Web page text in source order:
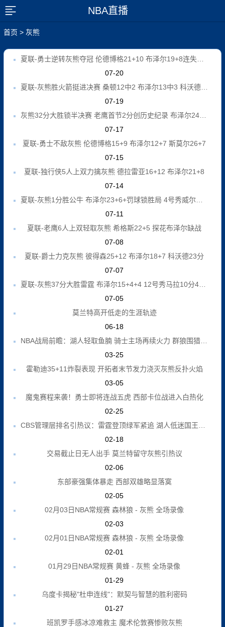
NBA直播
首页 > 灰熊
07-20
07-19
07-17
夏联-勇士不敌灰熊 伦德博格15+9 布泽尔12+7 斯莫尔26+7
07-15
夏联-独行侠5人上双力擒灰熊 德拉雷亚16+12 布泽尔21+8
07-14
07-11
夏联-老鹰6人上双轻取灰熊 希格斯22+5 探花布泽尔缺战
07-08
夏联-爵士力克灰熊 彼得森25+12 布泽尔18+7 科沃德23分
07-07
07-05
莫兰特高开低走的生涯轨迹
06-18
03-25
霍勒迪35+11炸裂表现 开拓者末节发力浇灭灰熊反扑火焰
03-05
魔鬼赛程来袭！勇士即将连战五虎 西部卡位战进入白热化
02-25
02-18
交易截止日无人出手 莫兰特留守灰熊引热议
02-06
东部豪强集体暴走 西部双雄略显落寞
02-05
02月03日NBA常规赛 森林狼 - 灰熊 全场录像
02-03
02月01日NBA常规赛 森林狼 - 灰熊 全场录像
02-01
01月29日NBA常规赛 黄蜂 - 灰熊 全场录像
01-29
乌度卡揭秘"杜申连线"：默契与智慧的胜利密码
01-27
班凯罗手感冰凉难救主 魔术伦敦赛惨败灰熊